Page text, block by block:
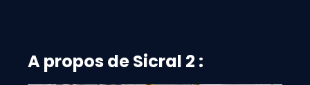
A propos de Sicral 2 :